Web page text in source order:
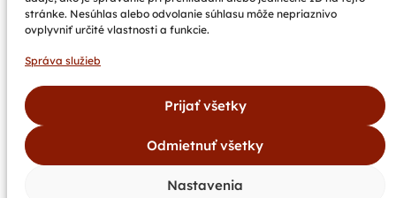
stránke. Nesúhlas alebo odvolanie súhlasu môže nepriaznivo
ovplyvniť určité vlastnosti a funkcie.
Správa služieb
Prijať všetky
Odmietnuť všetky
Nastavenia
Nové petangové ihrisko prináša seniorom radosť,
pohyb a komunitu
Národný projekt „Integrácia štátnych príslušníkov
tretích krajín vrátane migrantov“
Pozvánka na 2. stretnutie pracovných skupín v Poľsku
charita.
Cookies